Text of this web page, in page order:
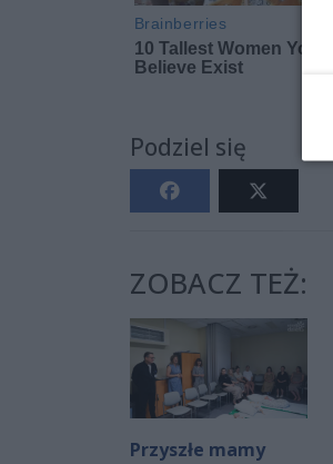
Podziel się
ZOBACZ TEŻ:
Przyszłe mamy